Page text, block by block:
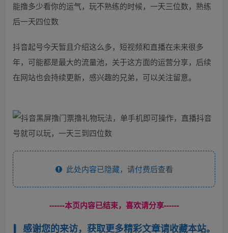
能撸多少看你的运气，玩不熟练的时候，一天三位数，熟练
后一天四位数
抖音起号今天暂且介绍这么多，短视频和直播在未来很多
年，可能都是最大的流量池，关于这方面的运营分享，后续
在网站也会持续更新，感兴趣的兄弟，可以关注留意。
此处内容已隐藏，请付费后查看
------本页内容已结束，喜欢请分享------
感谢您的来访，获取更多精彩文章请收藏本站。